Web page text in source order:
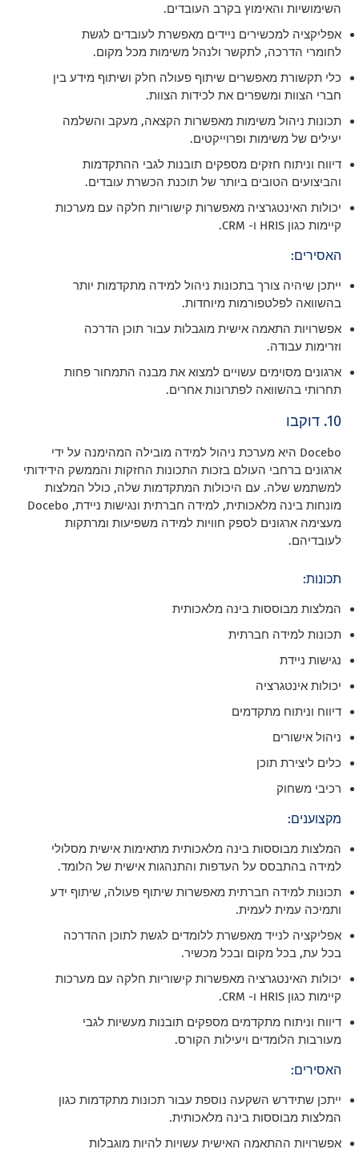
השימושיות והאימוץ בקרב העובדים.
אפליקציה למכשירים ניידים מאפשרת לעובדים לגשת
לחומרי הדרכה, לתקשר ולנהל משימות מכל מקום.
כלי תקשורת מאפשרים שיתוף פעולה חלק ושיתוף מידע בין
חברי הצוות ומשפרים את לכידות הצוות.
תכונות ניהול משימות מאפשרות הקצאה, מעקב והשלמה
יעילים של משימות ופרוייקטים.
דיווח וניתוח חזקים מספקים תובנות לגבי ההתקדמות
והביצועים הטובים ביותר של תוכנת הכשרת עובדים.
יכולות האינטגרציה מאפשרות קישוריות חלקה עם מערכות
קיימות כגון HRIS ו- CRM.
האסירים:
ייתכן שיהיה צורך בתכונות ניהול למידה מתקדמות יותר
בהשוואה לפלטפורמות מיוחדות.
אפשרויות התאמה אישית מוגבלות עבור תוכן הדרכה
וזרימות עבודה.
ארגונים מסוימים עשויים למצוא את מבנה התמחור פחות
תחרותי בהשוואה לפתרונות אחרים.
10. דוקבו
Docebo היא מערכת ניהול למידה מובילה המהימנה על ידי
ארגונים ברחבי העולם בזכות התכונות החזקות והממשק הידידותי
למשתמש שלה. עם היכולות המתקדמות שלה, כולל המלצות
מונחות בינה מלאכותית, למידה חברתית ונגישות ניידת, Docebo
מעצימה ארגונים לספק חוויות למידה משפיעות ומרתקות
לעובדיהם.
תכונות:
המלצות מבוססות בינה מלאכותית
תכונות למידה חברתית
נגישות ניידת
יכולות אינטגרציה
דיווח וניתוח מתקדמים
ניהול אישורים
כלים ליצירת תוכן
רכיבי משחוק
מקצוענים:
המלצות מבוססות בינה מלאכותית מתאימות אישית מסלולי
למידה בהתבסס על העדפות והתנהגות אישית של הלומד.
תכונות למידה חברתית מאפשרות שיתוף פעולה, שיתוף ידע
ותמיכה עמית לעמית.
אפליקציה לנייד מאפשרת ללומדים לגשת לתוכן ההדרכה
בכל עת, בכל מקום ובכל מכשיר.
יכולות האינטגרציה מאפשרות קישוריות חלקה עם מערכות
קיימות כגון HRIS ו- CRM.
דיווח וניתוח מתקדמים מספקים תובנות מעשיות לגבי
מעורבות הלומדים ויעילות הקורס.
האסירים:
ייתכן שתידרש השקעה נוספת עבור תכונות מתקדמות כגון
המלצות מבוססות בינה מלאכותית.
אפשרויות ההתאמה האישית עשויות להיות מוגבלות